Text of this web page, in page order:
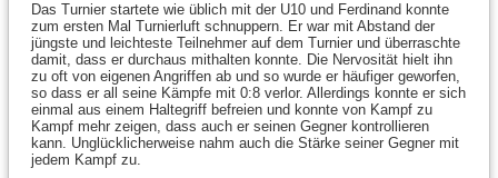
Das Turnier startete wie üblich mit der U10 und Ferdinand konnte
zum ersten Mal Turnierluft schnuppern. Er war mit Abstand der
jüngste und leichteste Teilnehmer auf dem Turnier und überraschte
damit, dass er durchaus mithalten konnte. Die Nervosität hielt ihn
zu oft von eigenen Angriffen ab und so wurde er häufiger geworfen,
so dass er all seine Kämpfe mit 0:8 verlor. Allerdings konnte er sich
einmal aus einem Haltegriff befreien und konnte von Kampf zu
Kampf mehr zeigen, dass auch er seinen Gegner kontrollieren
kann. Unglücklicherweise nahm auch die Stärke seiner Gegner mit
jedem Kampf zu.